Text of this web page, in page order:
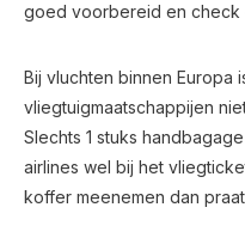
goed voorbereid en check
Bij vluchten binnen Europa
vliegtuigmaatschappijen
Slechts 1 stuks
airlines wel bij het
koffer meenemen dan